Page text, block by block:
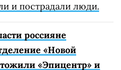
и пострадали люди.
россияне
«Новой
«Эпицентр» и